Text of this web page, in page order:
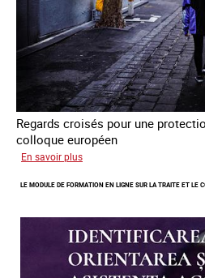
Regards croisés pour une
colloque européen
En savoir plus
des
victimes
de
traite
des
LE MODULE DE FORMATION EN LIGNE SUR LA TRAITE ET LE